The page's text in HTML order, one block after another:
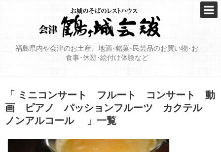
福島県内や会津のお土産、地酒･銘菓･民芸品のお買い物･お
食事･休憩･絵付け体験など
「 ミニコンサート フルート コンサート 動
画 ピアノ パッションフルーツ カクテル
ノンアルコール 」一覧